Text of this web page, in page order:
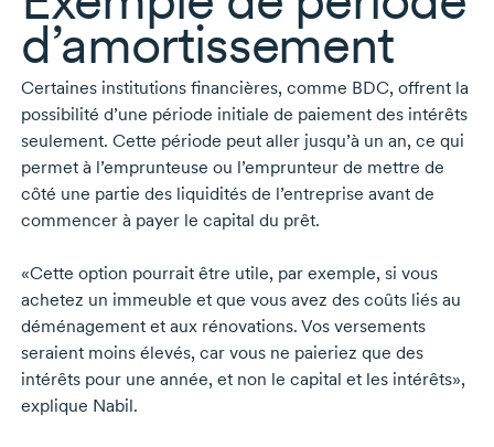
d’amortissement
Certaines institutions financières, comme BDC, offrent la
possibilité d’une période initiale de paiement des intérêts
seulement. Cette période peut aller jusqu’à un an, ce qui
permet à l’emprunteuse ou l’emprunteur de mettre de
côté une partie des liquidités de l’entreprise avant de
commencer à payer le capital du prêt.
«Cette option pourrait être utile, par exemple, si vous
achetez un immeuble et que vous avez des coûts liés au
déménagement et aux rénovations. Vos versements
seraient moins élevés, car vous ne paieriez que des
intérêts pour une année, et non le capital et les intérêts»,
explique Nabil.